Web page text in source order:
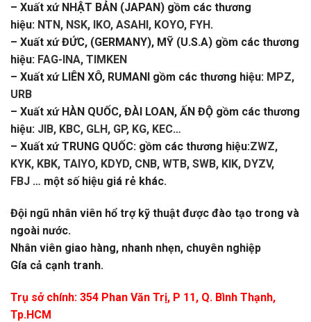
– Xuất xứ NHẬT BẢN (JAPAN) gồm các thương
hiệu: NTN, NSK, IKO, ASAHI, KOYO, FYH .
– Xuất xứ ĐỨC, (GERMANY), MỸ (U.S.A) gồm các thương
hiệu: FAG-INA, TIMKEN
– Xuất xứ LIÊN XÔ, RUMANI gồm các thương hiệu: MPZ,
URB
– Xuất xứ HÀN QUỐC, ĐÀI LOAN, ẤN ĐỘ gồm các thương
hiệu: JIB, KBC, GLH, GP, KG, KEC…
– Xuất xứ TRUNG QUỐC: gồm các thương hiệu:ZWZ,
KYK, KBK, TAIYO, KDYD, CNB, WTB, SWB, KIK, DYZV,
FBJ … một số hiệu giá rẻ khác.
Đội ngũ nhân viên hổ trợ kỹ thuật được đào tạo trong và
ngoài nước.
Nhân viên giao hàng, nhanh nhẹn, chuyên nghiệp
Gía cả cạnh tranh.
Trụ sở chính: 354 Phan Văn Trị, P 11, Q. Bình Thạnh,
Tp.HCM